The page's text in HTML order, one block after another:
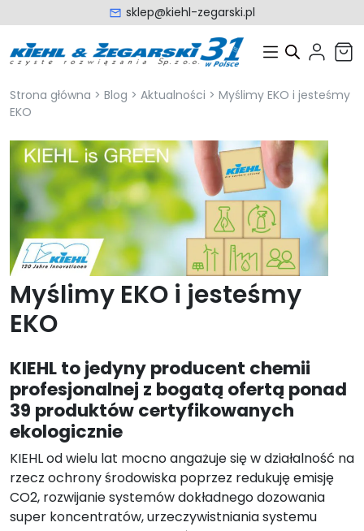
sklep@kiehl-zegarski.pl
Strona główna > Blog > Aktualności > Myślimy EKO i jesteśmy
EKO
Myślimy EKO i jesteśmy
EKO
KIEHL to jedyny producent chemii
profesjonalnej z bogatą ofertą ponad
39 produktów certyfikowanych
ekologicznie
KIEHL od wielu lat mocno angażuje się w działalność na
rzecz ochrony środowiska poprzez redukuję emisję
CO2, rozwijanie systemów dokładnego dozowania
super koncentratów, urzeczywistniania systemu